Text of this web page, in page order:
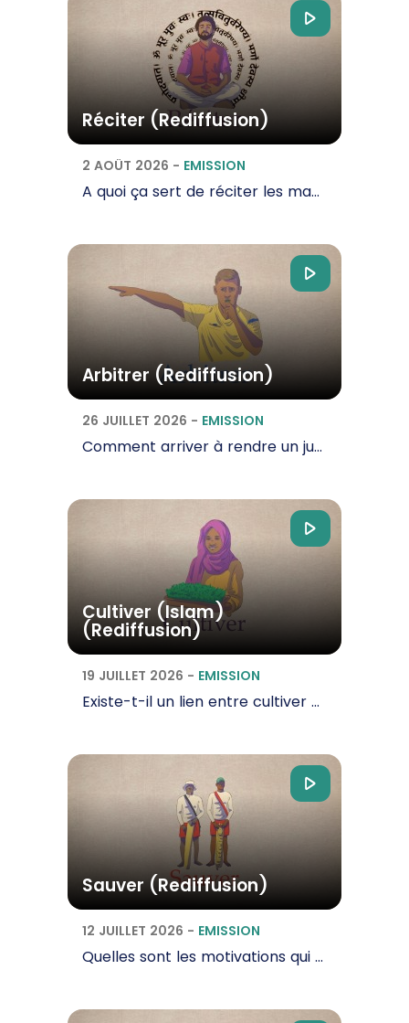
Réciter (Rediffusion)
2 AOÛT 2026 - EMISSION
A quoi ça sert de réciter les mantras pour les hindous ? Quel mantra choisir et comment le…
Arbitrer (Rediffusion)
26 JUILLET 2026 - EMISSION
Comment arriver à rendre un jugement juste ? Est-ce facile de pouvoir arbitrer en toute…
Cultiver (Islam)
(Rediffusion)
19 JUILLET 2026 - EMISSION
Existe-t-il un lien entre cultiver et la spiritualité, dans la religion musulmane ? Qu’est-ce…
Sauver (Rediffusion)
12 JUILLET 2026 - EMISSION
Quelles sont les motivations qui animent les personnes qui risquent leur vie pour sauver celle des…